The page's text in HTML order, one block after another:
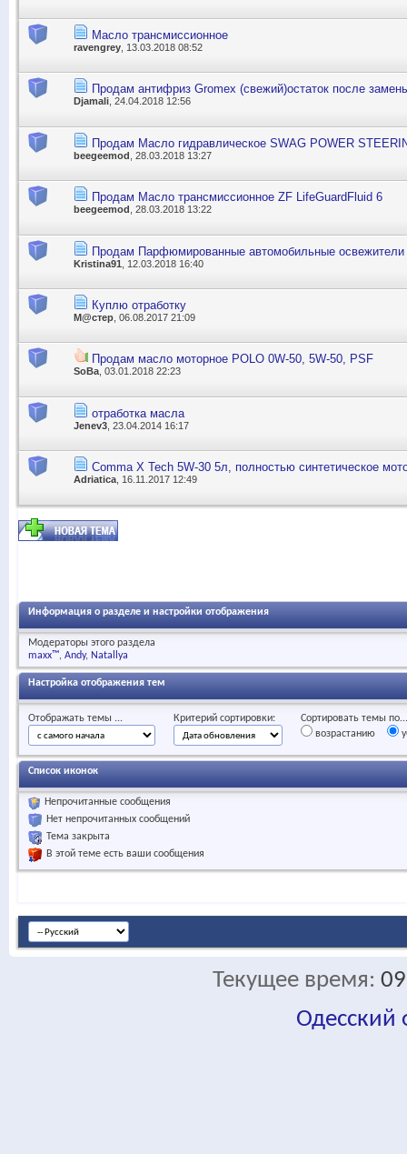
Масло трансмиссионное
ravengrey , 13.03.2018 08:52
Продам антифриз Gromex (свежий)остаток после
Djamali , 24.04.2018 12:56
Продам Масло гидравлическое SWAG POWER
beegeemod , 28.03.2018 13:27
Продам Масло трансмиссионное ZF LifeGuardFluid 6
beegeemod , 28.03.2018 13:22
Продам Парфюмированные автомобильные освежители
Kristina91 , 12.03.2018 16:40
Куплю отработку
М@стер , 06.08.2017 21:09
Продам масло моторное POLO 0W-50, 5W-50, PSF
SoBa, 03.01.2018 22:23
отработка масла
Jenev3 , 23.04.2014 16:17
Comma X Tech 5W-30 5л, полностью синтетическое
Adriatica , 16.11.2017 12:49
Информация о разделе и настройки отображения
Модераторы этого раздела
maxx™ Andy Natallya
Настройка отображения тем
Отображать темы ... Критерий сортировки:
Сортировать темы по...
возрастанию
Список иконок
Непрочитанные сообщения
Нет непрочитанных сообщений
Тема закрыта
В этой теме есть ваши сообщения
Текущее время:
Одесский